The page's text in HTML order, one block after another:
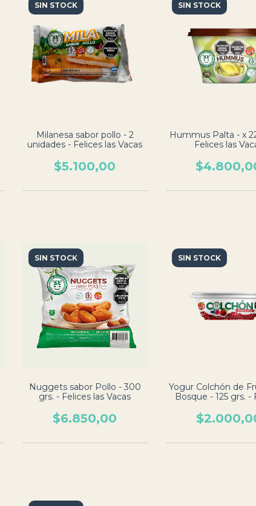
SIN STOCK
Milanesa sabor pollo - 2
unidades - Felices las Vacas
$5.100,00
SIN STOCK
Hummus Palta - x
Felices las
SIN STOCK
Nuggets sabor Pollo - 300
grs. - Felices las Vacas
$6.850,00
SIN STOCK
Yogur Colchón de
Bosque - 125 grs. -